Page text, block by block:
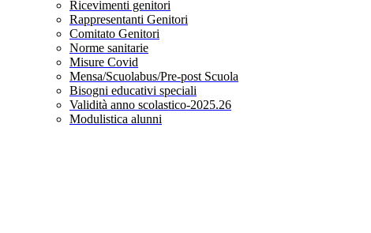
Ricevimenti genitori
Rappresentanti Genitori
Comitato Genitori
Norme sanitarie
Misure Covid
Mensa/Scuolabus/Pre-post Scuola
Bisogni educativi speciali
Validità anno scolastico-2025.26
Modulistica alunni